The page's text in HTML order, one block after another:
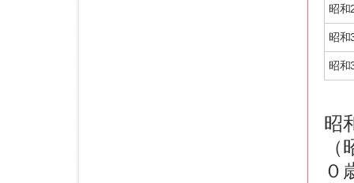
昭和
昭和
昭和
昭
０